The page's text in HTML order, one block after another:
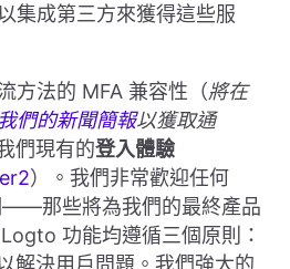
集成第三方來獲得這些服
方法的 MFA 兼容性（將在
們的新聞簡報以獲取通
們現有的登入體驗
）。我們非常歡迎任何
——那些將為我們的最終產品
功能均遵循三個原則：
解決用戶問題。我們強大的